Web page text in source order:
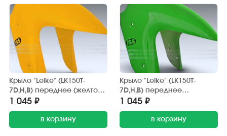
Крыло "Leike" (LK150T-
7D,H,B) переднее (желтое)
передняя часть
1 045 ₽
в корзину
Крыло "Leike" (LK150T-
7D,H,B) переднее
(зелёное) передняя часть
1 045 ₽
в корзину